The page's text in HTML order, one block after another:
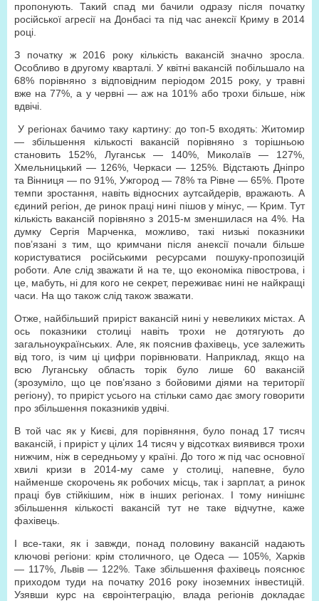
пропонують. Такий спад ми бачили одразу після початку
російської агресії на Донбасі та під час анексії Криму в 2014
році.
З початку ж 2016 року кількість вакансій значно зросла.
Особливо в другому кварталі. У квітні вакансій побільшало на
68% порівняно з відповідним періодом 2015 року, у травні
вже на 77%, а у червні — аж на 101% або трохи більше, ніж
вдвічі.
У регіонах бачимо таку картину: до топ-5 входять: Житомир
— збільшення кількості вакансій порівняно з торішньою
становить 152%, Луганськ — 140%, Миколаїв — 127%,
Хмельницький — 126%, Черкаси — 125%. Відстають Дніпро
та Вінниця — по 91%, Ужгород — 78% та Рівне — 65%. Проте
темпи зростання, навіть відносних аутсайдерів, вражають. А
єдиний регіон, де ринок праці нині пішов у мінус, — Крим. Тут
кількість вакансій порівняно з 2015-м зменшилася на 4%. На
думку Сергія Марченка, можливо, такі низькі показники
пов’язані з тим, що кримчани після анексії почали більше
користуватися російськими ресурсами пошуку-пропозицій
роботи. Але слід зважати й на те, що економіка півострова, і
це, мабуть, ні для кого не секрет, переживає нині не найкращі
часи. На що також слід також зважати.
Отже, найбільший приріст вакансій нині у невеликих містах. А
ось показники столиці навіть трохи не дотягують до
загальноукраїнських. Але, як пояснив фахівець, усе залежить
від того, із чим ці цифри порівнювати. Наприклад, якщо на
всю Луганську область торік було лише 60 вакансій
(зрозуміло, що це пов’язано з бойовими діями на території
регіону), то приріст усього на стільки само дає змогу говорити
про збільшення показників удвічі.
В той час як у Києві, для порівняння, було понад 17 тисяч
вакансій, і приріст у цілих 14 тисяч у відсотках виявився трохи
нижчим, ніж в середньому у країні. До того ж під час основної
хвилі кризи в 2014-му саме у столиці, напевне, було
найменше скорочень як робочих місць, так і зарплат, а ринок
праці був стійкішим, ніж в інших регіонах. І тому нинішнє
збільшення кількості вакансій тут не таке відчутне, каже
фахівець.
І все-таки, як і завжди, понад половину вакансій надають
ключові регіони: крім столичного, це Одеса — 105%, Харків
— 117%, Львів — 122%. Таке збільшення фахівець пояснює
приходом туди на початку 2016 року іноземних інвестицій.
Узявши курс на євроінтеграцію, влада регіонів докладає